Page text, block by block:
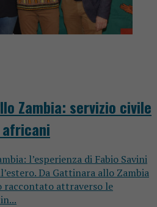
Zambia: servizio civile
l’esperienza di Fabio Savini
Da Gattinara allo Zambia
raccontato attraverso le